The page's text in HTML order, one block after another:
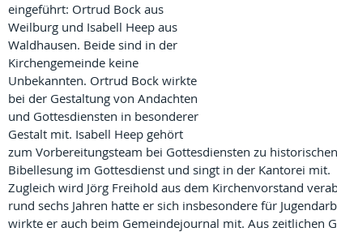
eingeführt: Ortrud Bock aus
Weilburg und Isabell Heep aus
Waldhausen. Beide sind in der
Kirchengemeinde keine
Unbekannten. Ortrud Bock wirkte
bei der Gestaltung von Andachten
und Gottesdiensten in besonderer
Gestalt mit. Isabell Heep gehört
zum Vorbereitungsteam bei Gottesdiensten zu
Bibellesung im Gottesdienst und singt in der Kantorei mit.
Zugleich wird Jörg Freihold aus dem Kirchenvorstand
rund sechs Jahren hatte er sich insbesondere für
wirkte er auch beim Gemeindejournal mit. Aus zeitlichen